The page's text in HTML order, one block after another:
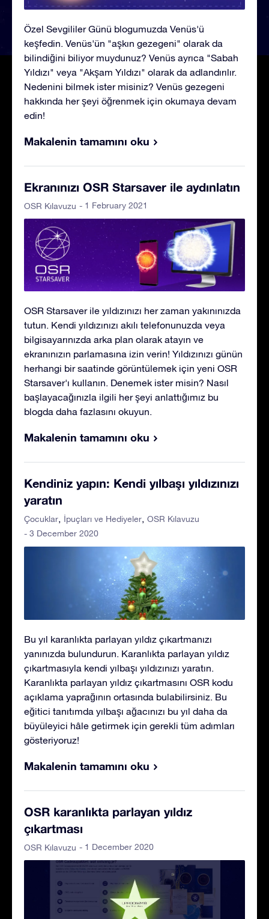
Özel Sevgililer Günü blogumuzda Venüs'ü
keşfedin. Venüs'ün "aşkın gezegeni" olarak da
bilindiğini biliyor muydunuz? Venüs ayrıca "Sabah
Yıldızı" veya "Akşam Yıldızı" olarak da adlandırılır.
Nedenini bilmek ister misiniz? Venüs gezegeni
hakkında her şeyi öğrenmek için okumaya devam
edin!
Makalenin tamamını oku
Ekranınızı OSR Starsaver ile aydınlatın
OSR Kılavuzu - 1 February 2021
OSR Starsaver ile yıldızınızı her zaman yakınınızda
tutun. Kendi yıldızınızı akılı telefonunuzda veya
bilgisayarınızda arka plan olarak atayın ve
ekranınızın parlamasına izin verin! Yıldızınızı günün
herhangi bir saatinde görüntülemek için yeni OSR
Starsaver'ı kullanın. Denemek ister misin? Nasıl
başlayacağınızla ilgili her şeyi anlattığımız bu
blogda daha fazlasını okuyun.
Makalenin tamamını oku
Kendiniz yapın: Kendi yılbaşı yıldızınızı
yaratın
Çocuklar İpuçları ve Hediyeler OSR Kılavuzu
- 3 December 2020
Bu yıl karanlıkta parlayan yıldız çıkartmanızı
yanınızda bulundurun. Karanlıkta parlayan yıldız
çıkartmasıyla kendi yılbaşı yıldızınızı yaratın.
Karanlıkta parlayan yıldız çıkartmasını OSR kodu
açıklama yaprağının ortasında bulabilirsiniz. Bu
eğitici tanıtımda yılbaşı ağacınızı bu yıl daha da
büyüleyici hâle getirmek için gerekli tüm adımları
gösteriyoruz!
Makalenin tamamını oku
OSR karanlıkta parlayan yıldız
çıkartması
OSR Kılavuzu - 1 December 2020